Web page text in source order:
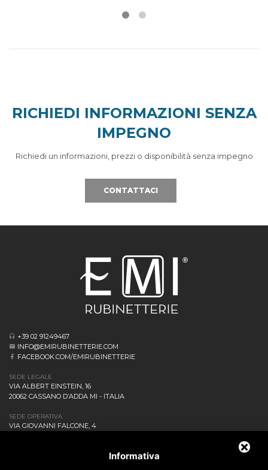
RICHIEDI INFORMAZIONI SENZA
IMPEGNO
Richiedi un informazioni, prezzi o disponibilità senza impegno
CONTATTACI
+39 02 91249467
INFO@EMIRUBINETTERIE.COM
FACEBOOK.COM/EMIRUBINETTERIE
SEDE LEGALE
VIA ALBERT EINSTEIN, 16
20062 CASSANO D’ADDA MI - ITALIA
SEDE OPERATIVA
VIA GIOVANNI FALCONE, 4
Informativa